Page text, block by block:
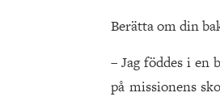
Berätta om din
– Jag föddes i en
på missionens